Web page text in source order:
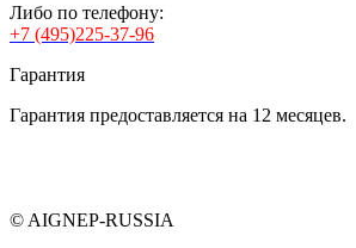
Либо по телефону:
+7 (495)225-37-96
Гарантия
Гарантия предоставляется на 12 месяцев.
© AIGNEP-RUSSIA